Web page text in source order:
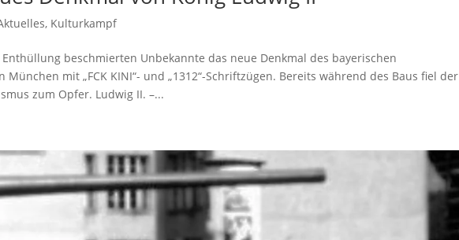
, Kulturkampf
beschmierten Unbekannte das neue Denkmal des bayerischen
München mit „FCK KINI“- und „1312“-Schriftzügen. Bereits während des Baus fiel der
zum Opfer. Ludwig II. –...